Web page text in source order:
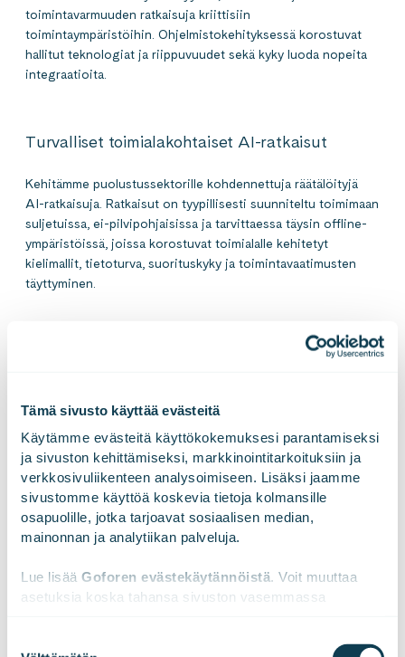
Tämä sivusto käyttää evästeitä
Käytämme evästeitä käyttökokemuksesi parantamiseksi
ja sivuston kehittämiseksi, markkinointitarkoituksiin ja
verkkosivuliikenteen analysoimiseen. Lisäksi jaamme
sivustomme käyttöä koskevia tietoja kolmansille
osapuolille, jotka tarjoavat sosiaalisen median,
mainonnan ja analytiikan palveluja.
Lue lisää Goforen evästekäytännöistä. Voit muuttaa
asetuksia koska tahansa sivuston vasemmassa
toimintavarmuuden ratkaisuja kriittisiin
toimintaympäristöihin. Ohjelmistokehityksessä korostuvat
hallitut teknologiat ja riippuvuudet sekä kyky luoda nopeita
integraatioita.
Turvalliset toimialakohtaiset AI-ratkaisut
Kehitämme puolustussektorille kohdennettuja räätälöityjä
AI-ratkaisuja. Ratkaisut on tyypillisesti suunniteltu toimimaan
suljetuissa, ei-pilvipohjaisissa ja tarvittaessa täysin offline-
ympäristöissä, joissa korostuvat toimialalle kehitetyt
kielimallit, tietoturva, suorituskyky ja toimintavaatimusten
täyttyminen.
palvelukehitystä. Malli auttaa rakentamaan tuotteen tai
palvelun kerralla oikein ja tukee sen kehittämistä koko
elinkaaren ajan. Se kokoaa yhteen elinkaaren vaiheet ja
datavirrat selkeäksi kokonaisuudeksi. Malli soveltuu
erityisesti älykkäiden, autonomisten ja turvallisten laitteiden
kehittämiseen.